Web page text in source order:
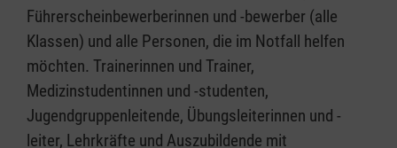
Führerscheinbewerberinnen und -bewerber (alle
Klassen) und alle Personen, die im Notfall helfen
möchten. Trainerinnen und Trainer,
Medizinstudentinnen und -studenten,
Jugendgruppenleitende, Übungsleiterinnen und -
leiter, Lehrkräfte und Auszubildende mit